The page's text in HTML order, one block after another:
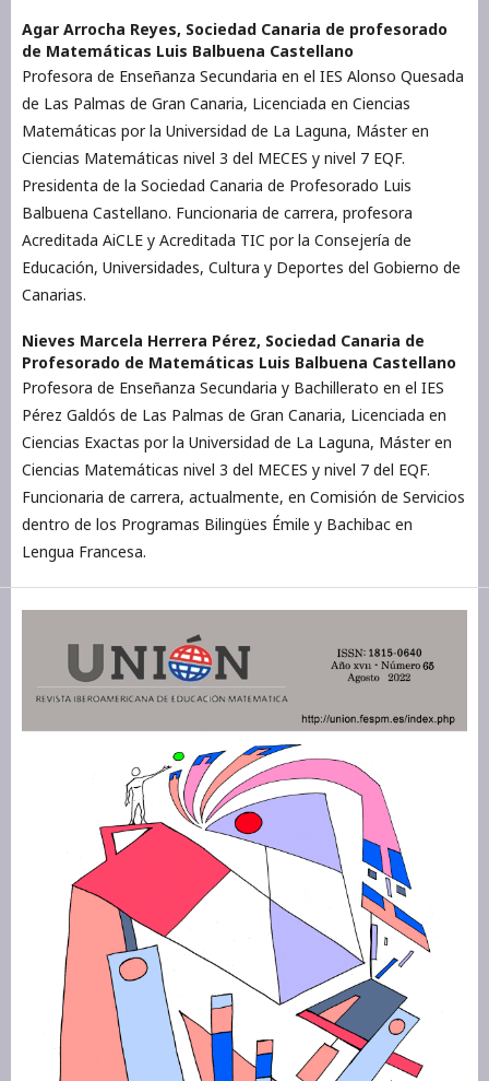
Agar Arrocha Reyes, Sociedad Canaria de profesorado
de Matemáticas Luis Balbuena Castellano
Profesora de Enseñanza Secundaria en el IES Alonso Quesada
de Las Palmas de Gran Canaria, Licenciada en Ciencias
Matemáticas por la Universidad de La Laguna, Máster en
Ciencias Matemáticas nivel 3 del MECES y nivel 7 EQF.
Presidenta de la Sociedad Canaria de Profesorado Luis
Balbuena Castellano. Funcionaria de carrera, profesora
Acreditada AiCLE y Acreditada TIC por la Consejería de
Educación, Universidades, Cultura y Deportes del Gobierno de
Canarias.
Nieves Marcela Herrera Pérez, Sociedad Canaria de
Profesorado de Matemáticas Luis Balbuena Castellano
Profesora de Enseñanza Secundaria y Bachillerato en el IES
Pérez Galdós de Las Palmas de Gran Canaria, Licenciada en
Ciencias Exactas por la Universidad de La Laguna, Máster en
Ciencias Matemáticas nivel 3 del MECES y nivel 7 del EQF.
Funcionaria de carrera, actualmente, en Comisión de Servicios
dentro de los Programas Bilingües Émile y Bachibac en
Lengua Francesa.